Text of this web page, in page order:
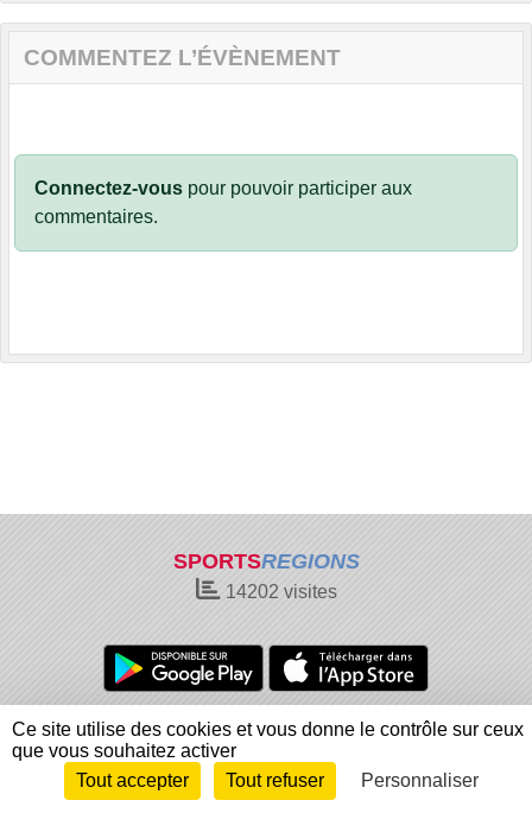
COMMENTEZ L’ÉVÈNEMENT
Connectez-vous pour pouvoir participer aux
commentaires.
SPORTSREGIONS
14202 visites
Charte cookies
Gestion des cookies
Informations légales
Signaler un contenu inapproprié
Envie de participer ?
Connexion
Ce site utilise des cookies et vous donne le contrôle sur ceux
que vous souhaitez activer
Tout accepter
Tout refuser Personnaliser